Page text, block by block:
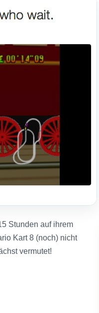
Stunden auf ihrem
Kart 8 (noch) nicht
vermutet!